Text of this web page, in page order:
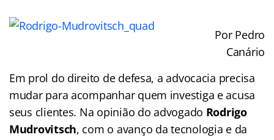
Por Pedro
Canário
Em prol do direito de defesa, a advocacia precisa
mudar para acompanhar quem investiga e acusa
seus clientes. Na opinião do advogado Rodrigo
Mudrovitsch, com o avanço da tecnologia e da